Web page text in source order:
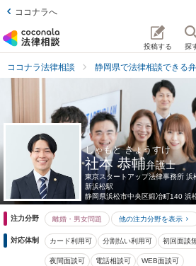
ココナラへ
投稿する 探
ココナラ法律相談 静岡県で法律相談できる
しゃもと きょうすけ
社本 恭輔弁護士
東京スタートアップ法律事務所 浜
新浜松駅
静岡県浜松市中央区鍛冶町140 浜
注力分野 離婚・男女問題 他の注力分野を表示
対応体制 カード利用可 分割払い利用可 初回面談
夜間面談可 電話相談可 WEB面談可